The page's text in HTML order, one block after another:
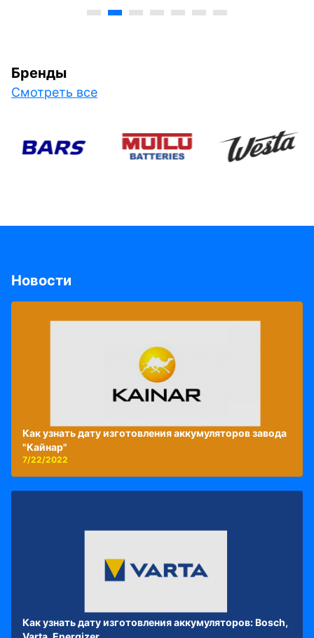
Бренды
Смотреть все
Новости
Как узнать дату изготовления аккумуляторов завода
"Кайнар"
7/22/2022
Как узнать дату изготовления аккумуляторов: Bosch,